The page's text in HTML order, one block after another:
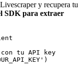
y recupera tu
SDK para extraer
tu API key